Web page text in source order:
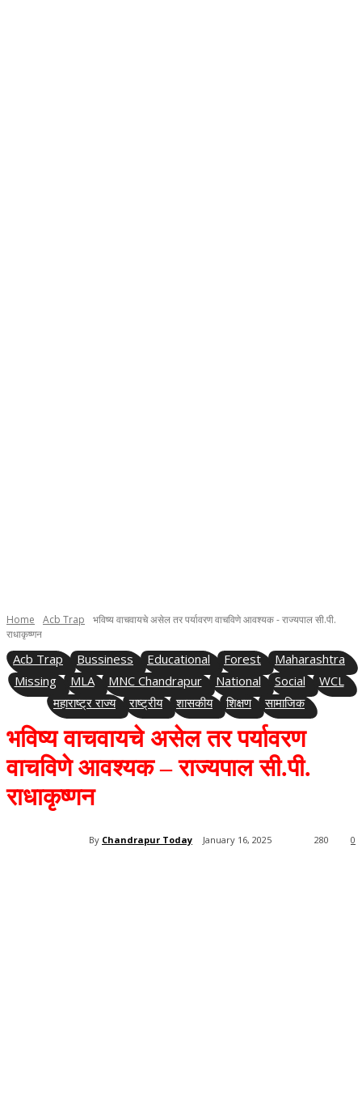
Home Acb Trap
भविष्य वाचवायचे असेल तर पर्यावरण वाचविणे आवश्यक - राज्यपाल सी.पी.
राधाकृष्णन
Acb Trap Bussiness Educational Forest
Maharashtra
Missing
MLA MNC Chandrapur National Social
WCL
महाराष्ट्र राज्य
राष्ट्रीय शासकीय शिक्षण सामाजिक
भविष्य वाचवायचे असेल तर पर्यावरण
वाचविणे आवश्यक – राज्यपाल सी.पी.
राधाकृष्णन
By Chandrapur Today January 16, 2025 0
280